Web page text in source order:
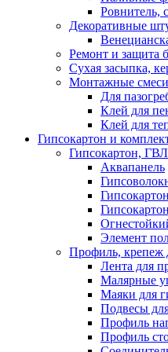
Ровнитель,
Декоративные
Ремонт и защита
Сухая засыпка,
Монтажные смеси
Для
Клей для
Клей для
Гипсокартон и
Гипсокартон,
Аквапанель
Элемент
Профиль, крепеж
Лента для
Малярные
Маяки для
Подвесы
Профиль
Профиль